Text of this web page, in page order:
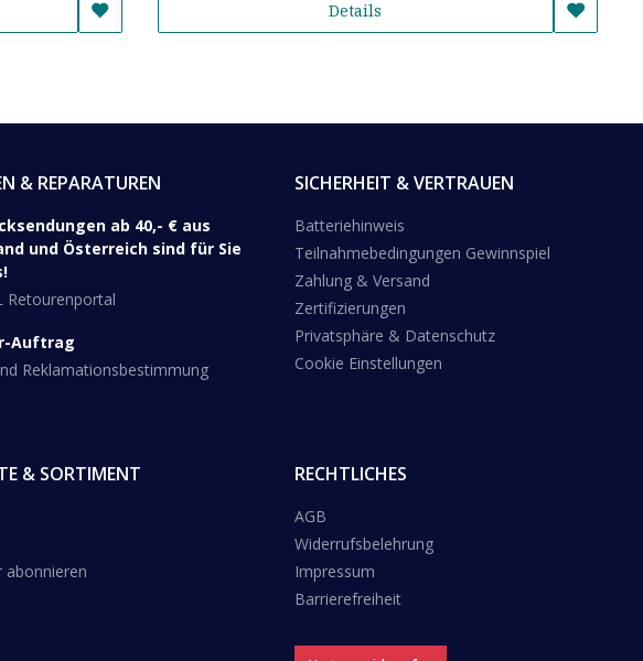
Details
& REPARATUREN
ab 40,- € aus
und Österreich sind für Sie
Retourenportal
Auftrag
Reklamationsbestimmung
SICHERHEIT & VERTRAUEN
Batteriehinweis
Teilnahmebedingungen Gewinnspiel
Zahlung & Versand
Zertifizierungen
Privatsphäre & Datenschutz
Cookie Einstellungen
& SORTIMENT
abonnieren
RECHTLICHES
AGB
Widerrufsbelehrung
Impressum
Barrierefreiheit